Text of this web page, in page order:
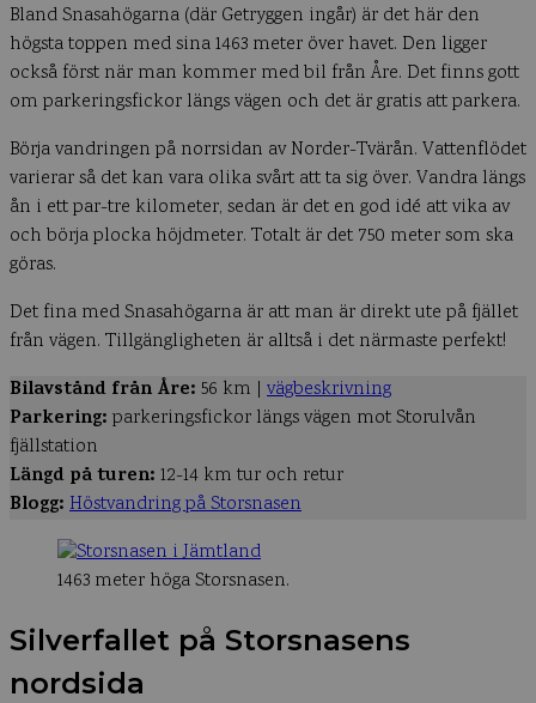
Bland Snasahögarna (där Getryggen ingår) är det här den
högsta toppen med sina 1463 meter över havet. Den ligger
också först när man kommer med bil från Åre. Det finns gott
om parkeringsfickor längs vägen och det är gratis att parkera.
Börja vandringen på norrsidan av Norder-Tvärån. Vattenflödet
varierar så det kan vara olika svårt att ta sig över. Vandra längs
ån i ett par-tre kilometer, sedan är det en god idé att vika av
och börja plocka höjdmeter. Totalt är det 750 meter som ska
göras.
Det fina med Snasahögarna är att man är direkt ute på fjället
från vägen. Tillgängligheten är alltså i det närmaste perfekt!
Bilavstånd från Åre: 56 km | vägbeskrivning
Parkering: parkeringsfickor längs vägen mot Storulvån
fjällstation
Längd på turen: 12-14 km tur och retur
Blogg: Höstvandring på Storsnasen
1463 meter höga Storsnasen.
Silverfallet på Storsnasens
nordsida